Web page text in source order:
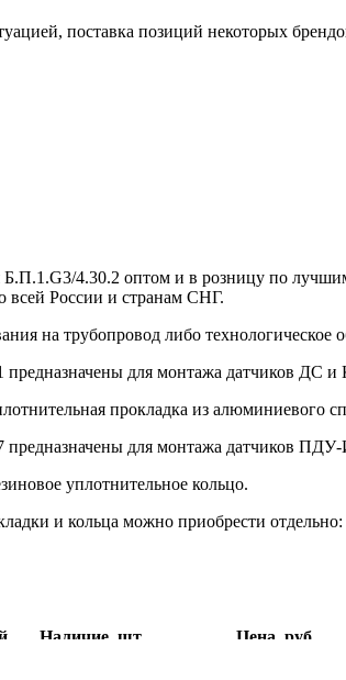
поставка позиций некоторых
4.30.2 оптом и в розницу по
всей России и странам СНГ.
на трубопровод либо технологическое
для монтажа датчиков ДС и
прокладка из алюминиевого
для монтажа датчиков
уплотнительное кольцо.
и кольца можно приобрести
Наличие, шт. Цена, руб.